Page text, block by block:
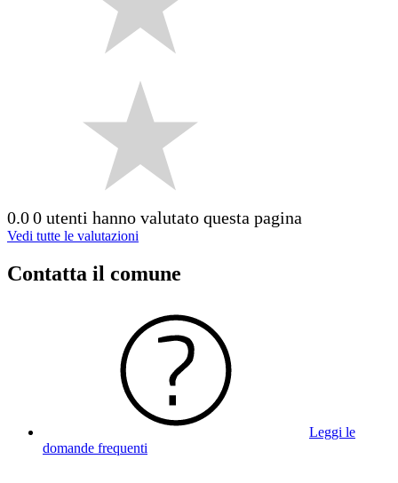
0.00 utenti hanno valutato questa pagina
Vedi tutte le valutazioni
Contatta il comune
Leggi le
domande frequenti